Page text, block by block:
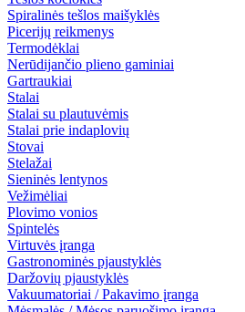
Spiralinės tešlos maišyklės
Picerijų reikmenys
Termodėklai
Nerūdijančio plieno gaminiai
Gartraukiai
Stalai
Stalai su plautuvėmis
Stalai prie indaplovių
Stovai
Stelažai
Sieninės lentynos
Vežimėliai
Plovimo vonios
Spintelės
Virtuvės įranga
Gastronominės pjaustyklės
Daržovių pjaustyklės
Vakuumatoriai / Pakavimo įranga